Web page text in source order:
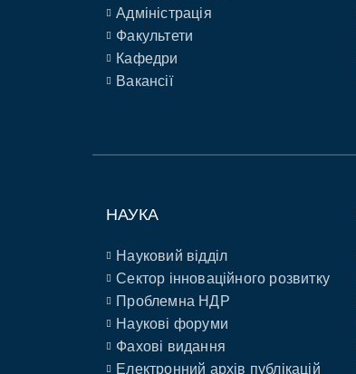
Адміністрація
Факультети
Кафедри
Вакансії
НАУКА
Науковий відділ
Сектор інноваційного розвитку
Проблемна НДР
Наукові форуми
Фахові видання
Електронний архів публікацій